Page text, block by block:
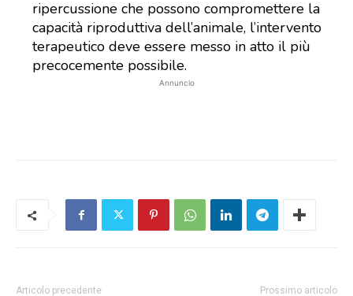
ripercussione che possono compromettere la
capacità riproduttiva dell’animale, l’intervento
terapeutico deve essere messo in atto il più
precocemente possibile.
Annuncio
Articolo precedente Prossimo articolo